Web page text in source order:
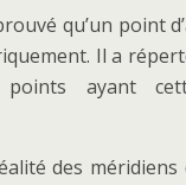
qu’un point
Il a
ayant
des méridiens